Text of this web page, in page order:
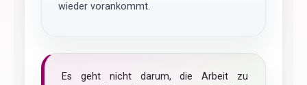
wieder vorankommt.
Es geht nicht darum, die Arbeit zu